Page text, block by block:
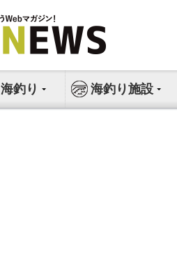
海釣り 海釣り施設